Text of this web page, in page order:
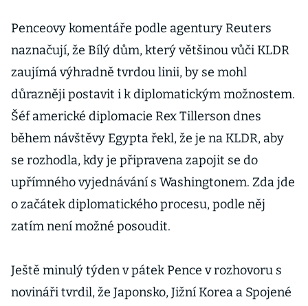
CIA se obávala
útoků na
Soulu
Penceovy komentáře podle agentury Reuters
naznačují, že Bílý dům, který většinou vůči KLDR
zaujímá výhradně tvrdou linii, by se mohl
důrazněji postavit i k diplomatickým možnostem.
Šéf americké diplomacie Rex Tillerson dnes
během návštěvy Egypta řekl, že je na KLDR, aby
se rozhodla, kdy je připravena zapojit se do
upřímného vyjednávání s Washingtonem. Zda jde
o začátek diplomatického procesu, podle něj
zatím není možné posoudit.
Ještě minulý týden v pátek Pence v rozhovoru s
novináři tvrdil, že Japonsko, Jižní Korea a Spojené